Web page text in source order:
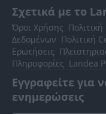
Σχετικά με το
Όροι Χρήσης
Δεδομένων Πολιτική
Ερωτήσεις
Πληροφορίες Landea
Εγγραφείτε για
ενημερώσεις